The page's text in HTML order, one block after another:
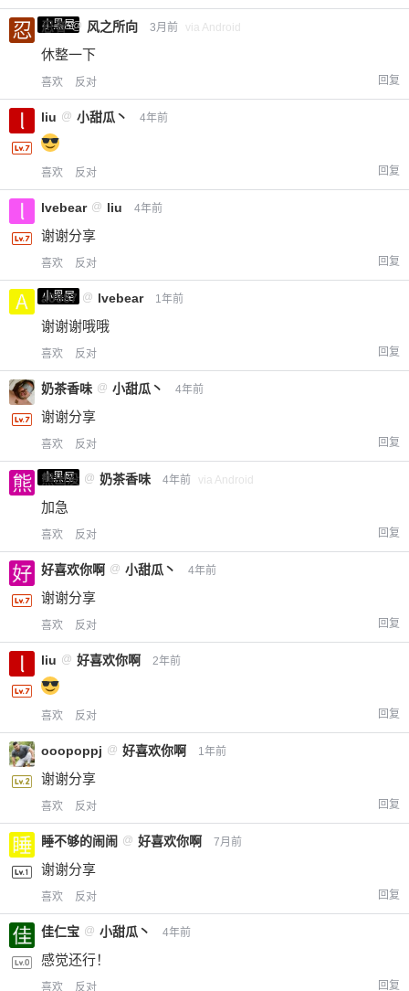
小黑屋
忍者 @ 风之所向 3月前 via Android
休整一下
喜欢 反对 回复
liu @ 小甜瓜丶 4年前
喜欢 反对 回复
lvebear @ liu 4年前
谢谢分享
喜欢 反对 回复
小黑屋
a0987 @ lvebear 1年前
谢谢谢哦哦
喜欢 反对 回复
奶茶香味 @ 小甜瓜丶 4年前
谢谢分享
喜欢 反对 回复
小黑屋
熊出没 @ 奶茶香味 4年前 via Android
加急
喜欢 反对 回复
好喜欢你啊 @ 小甜瓜丶 4年前
谢谢分享
喜欢 反对 回复
liu @ 好喜欢你啊 2年前
喜欢 反对 回复
ooopoppj @ 好喜欢你啊 1年前
谢谢分享
喜欢 反对 回复
睡不够的闹闹 @ 好喜欢你啊 7月前
谢谢分享
喜欢 反对 回复
佳仁宝 @ 小甜瓜丶 4年前
感觉还行！
喜欢 反对 回复